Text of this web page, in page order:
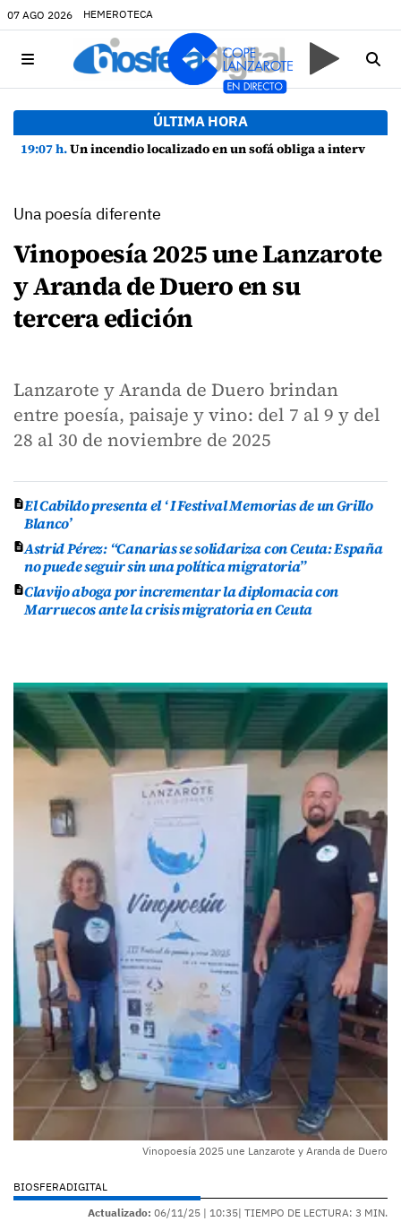
07 AGO 2026 HEMEROTECA
ÚLTIMA HORA
19:07 h.Un incendio localizado en un sofá obliga a intervenir en una vivienda de Playa Honda
Una poesía diferente
Vinopoesía 2025 une Lanzarote
y Aranda de Duero en su
tercera edición
Lanzarote y Aranda de Duero brindan
entre poesía, paisaje y vino: del 7 al 9 y del
28 al 30 de noviembre de 2025
El Cabildo presenta el ‘ I Festival Memorias de un Grillo
Blanco’
Astrid Pérez: “Canarias se solidariza con Ceuta: España
no puede seguir sin una política migratoria”
Clavijo aboga por incrementar la diplomacia con
Marruecos ante la crisis migratoria en Ceuta
Vinopoesía 2025 une Lanzarote y Aranda de Duero
BIOSFERADIGITAL
Actualizado: 06/11/25 | 10:35| TIEMPO DE LECTURA: 3 MIN.